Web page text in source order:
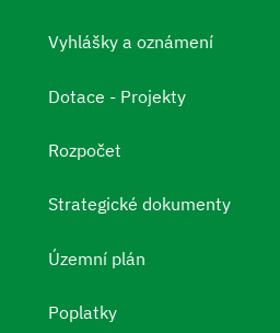
Vyhlášky a oznámení
Dotace - Projekty
Rozpočet
Strategické dokumenty
Územní plán
Poplatky